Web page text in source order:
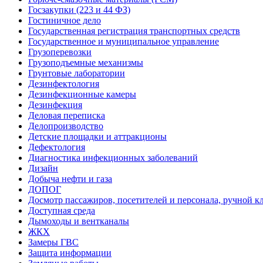
Госзакупки (223 и 44 ФЗ)
Гостиничное дело
Государственная регистрация транспортных средств
Государственное и муниципальное управление
Грузоперевозки
Грузоподъемные механизмы
Грунтовые лаборатории
Дезинфектология
Дезинфекционные камеры
Дезинфекция
Деловая переписка
Делопроизводство
Детские площадки и аттракционы
Дефектология
Диагностика инфекционных заболеваний
Дизайн
Добыча нефти и газа
ДОПОГ
Досмотр пассажиров, посетителей и персонала, ручной
Доступная среда
Дымоходы и вентканалы
ЖКХ
Замеры ГВС
Защита информации